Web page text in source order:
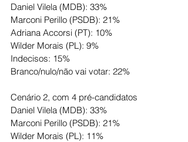
Daniel Vilela (MDB): 33%
Marconi Perillo (PSDB): 21%
Adriana Accorsi (PT): 10%
Wilder Morais (PL): 9%
Indecisos: 15%
Branco/nulo/não vai votar: 22%
Cenário 2, com 4 pré-candidatos
Daniel Vilela (MDB): 33%
Marconi Perillo (PSDB): 21%
Wilder Morais (PL): 11%